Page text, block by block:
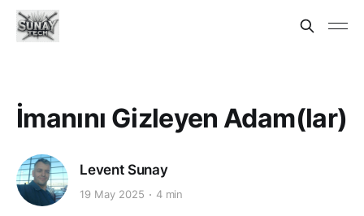
İmanını Gizleyen Adam(lar)
Levent Sunay
19 May 2025 4 min